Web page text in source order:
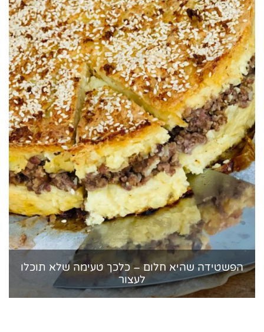
הפשטידה שהיא חלום – כלכך טעימה שלא תוכלו
לעצור